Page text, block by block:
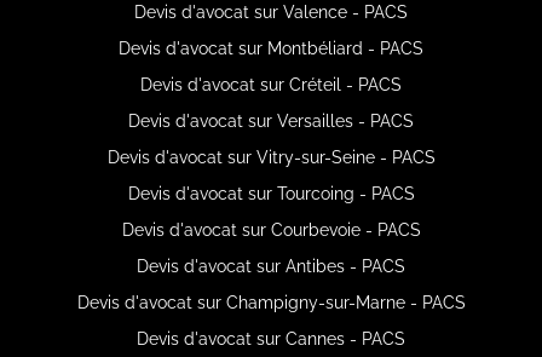
Devis d'avocat sur Valence - PACS
Devis d'avocat sur Montbéliard - PACS
Devis d'avocat sur Créteil - PACS
Devis d'avocat sur Versailles - PACS
Devis d'avocat sur Vitry-sur-Seine - PACS
Devis d'avocat sur Tourcoing - PACS
Devis d'avocat sur Courbevoie - PACS
Devis d'avocat sur Antibes - PACS
Devis d'avocat sur Champigny-sur-Marne - PACS
Devis d'avocat sur Cannes - PACS